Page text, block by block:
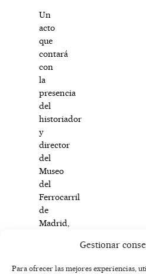
Gestionar
Para ofrecer las mejores experiencias,
Un
acto
que
contará
con
la
presencia
del
historiador
y
director
del
Museo
del
Ferrocarril
de
Madrid,